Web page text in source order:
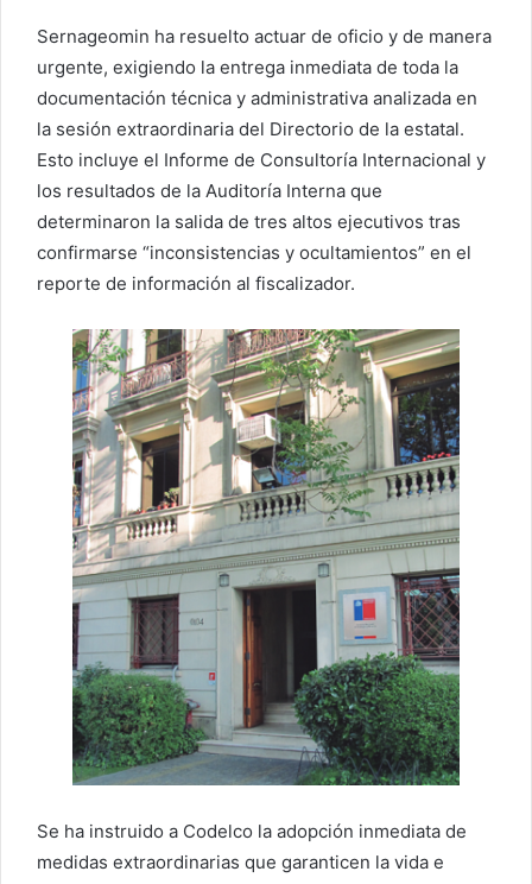
Sernageomin ha resuelto actuar de oficio y de manera
urgente, exigiendo la entrega inmediata de toda la
documentación técnica y administrativa analizada en
la sesión extraordinaria del Directorio de la estatal.
Esto incluye el Informe de Consultoría Internacional y
los resultados de la Auditoría Interna que
determinaron la salida de tres altos ejecutivos tras
confirmarse “inconsistencias y ocultamientos” en el
reporte de información al fiscalizador.
Se ha instruido a Codelco la adopción inmediata de
medidas extraordinarias que garanticen la vida e